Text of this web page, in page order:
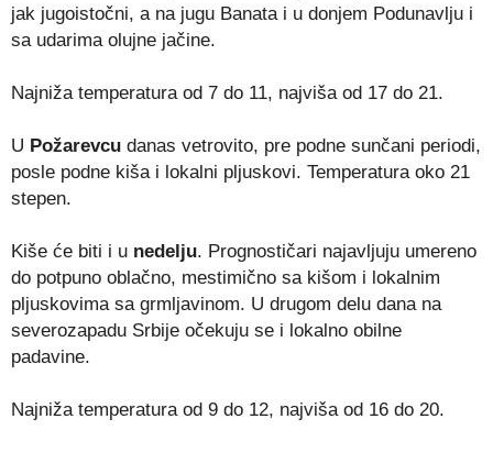
jak jugoistočni, a na jugu Banata i u donjem Podunavlju i
sa udarima olujne jačine.
Najniža temperatura od 7 do 11, najviša od 17 do 21.
U Požarevcu danas vetrovito, pre podne sunčani periodi,
posle podne kiša i lokalni pljuskovi. Temperatura oko 21
stepen.
Kiše će biti i u nedelju. Prognostičari najavljuju umereno
do potpuno oblačno, mestimično sa kišom i lokalnim
pljuskovima sa grmljavinom. U drugom delu dana na
severozapadu Srbije očekuju se i lokalno obilne
padavine.
Najniža temperatura od 9 do 12, najviša od 16 do 20.